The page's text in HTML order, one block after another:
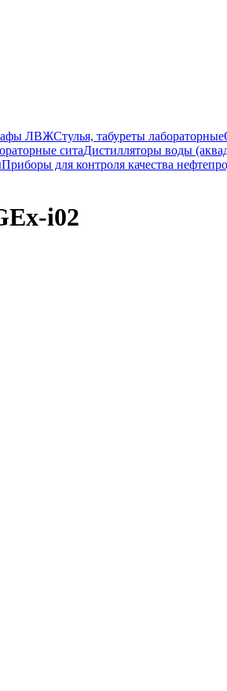
ЛВЖСтулья, табуреты лабораторные
ситаДистилляторы воды
Приборы для контроля качества
i02